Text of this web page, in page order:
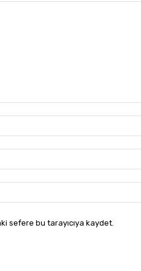
sefere bu tarayıcıya kaydet.